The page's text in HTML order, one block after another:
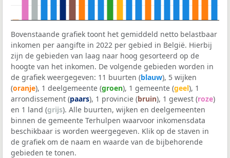
Bovenstaande grafiek toont het gemiddeld netto belastbaar
inkomen per aangifte in 2022 per gebied in België. Hierbij
zijn de gebieden van laag naar hoog gesorteerd op de
hoogte van het inkomen. De volgende gebieden worden in
de grafiek weergegeven: 11 buurten (blauw), 5 wijken
(oranje), 1 deelgemeente (groen), 1 gemeente (geel), 1
arrondissement (paars), 1 provincie (bruin), 1 gewest (roze)
en 1 land (grijs). Alle buurten, wijken en deelgemeenten
binnen de gemeente Terhulpen waarvoor inkomensdata
beschikbaar is worden weergegeven. Klik op de staven in
de grafiek om de naam en waarde van de bijbehorende
gebieden te tonen.